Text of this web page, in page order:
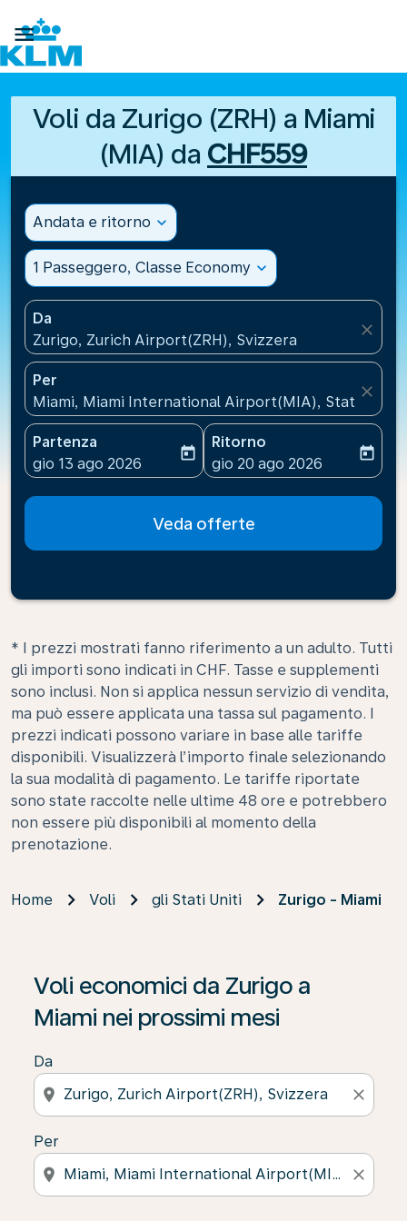

Voli da Zurigo (ZRH) a Miami
(MIA) da CHF559
Andata e ritorno expand_more
1 Passeggero, Classe Economy expand_more
Da
Zurigo, Zurich Airport(ZRH), Svizzera
close
Per
Miami, Miami International Airport(MIA), Stati Uniti
close
Partenza
fc-booking-departure-date-aria-label
gio 13 ago 2026
today
Ritorno
fc-booking-return-date-
gio 20 ago 2026
today
Veda offerte
* I prezzi mostrati fanno riferimento a un adulto. Tutti
gli importi sono indicati in CHF. Tasse e supplementi
sono inclusi. Non si applica nessun servizio di vendita,
ma può essere applicata una tassa sul pagamento. I
prezzi indicati possono variare in base alle tariffe
disponibili. Visualizzerà l’importo finale selezionando
la sua modalità di pagamento. Le tariffe riportate
sono state raccolte nelle ultime 48 ore e potrebbero
non essere più disponibili al momento della
prenotazione.
Home Voli gli Stati Uniti Zurigo - Miami
Voli economici da Zurigo a
Miami nei prossimi mesi
Da
location_on close
Per
location_on close